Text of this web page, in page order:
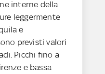
interne della
leggermente
e
previsti valori
Picchi fino a
e bassa